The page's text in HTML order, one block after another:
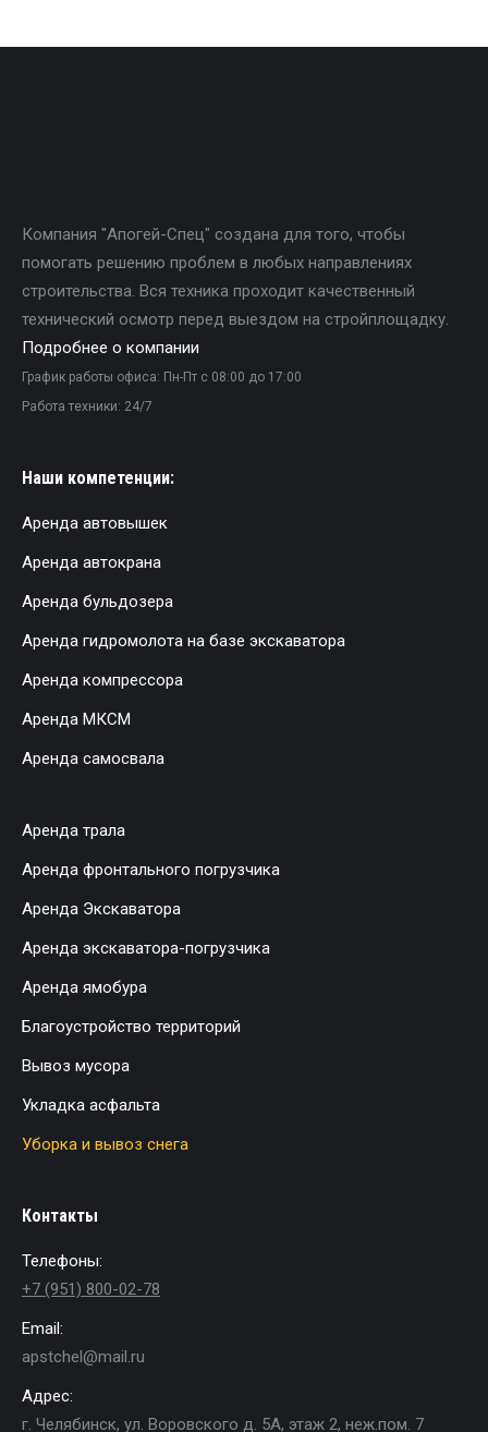
Компания "Апогей-Спец" создана для того, чтобы
помогать решению проблем в любых направлениях
строительства. Вся техника проходит качественный
технический осмотр перед выездом на стройплощадку.
Подробнее о компании
График работы офиса: Пн-Пт с 08:00 до 17:00
Работа техники: 24/7
Наши компетенции:
Аренда автовышек
Аренда автокрана
Аренда бульдозера
Аренда гидромолота на базе экскаватора
Аренда компрессора
Аренда МКСМ
Аренда самосвала
Аренда трала
Аренда фронтального погрузчика
Аренда Экскаватора
Аренда экскаватора-погрузчика
Аренда ямобура
Благоустройство территорий
Вывоз мусора
Укладка асфальта
Уборка и вывоз снега
Контакты
Телефоны:
+7 (951) 800-02-78
Email:
apstchel@mail.ru
Адрес:
г. Челябинск, ул. Воровского д. 5А, этаж 2, неж.пом. 7